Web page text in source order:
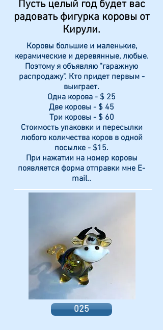
Пусть целый год будет вас
радовать фигурка коровы от
Кирули.
Коровы большие и маленькие,
керамические и деревянные, любые.
Поэтому я объявляю "гаражную
распродажу". Кто придет первым -
выиграет.
Одна корова - $ 25
Две коровы - $ 45
Три коровы - $ 60
Стоимость упаковки и пересылки
любого количества коров в одной
посылке - $15.
При нажатии на номер коровы
появляется форма отправки мне E-
mail..
025